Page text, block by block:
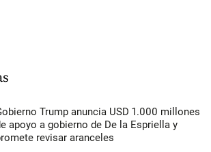
Trump anuncia USD 1.000 millones
apoyo a gobierno de De la Espriella y
revisar aranceles